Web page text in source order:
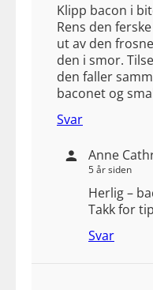
Klipp bacon i
Rens den
ut av den
den i smor.
den faller
baconet og
Svar
Anne
5 år siden
Herlig –
Takk for
Svar